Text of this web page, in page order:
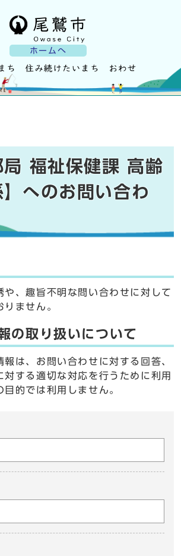
ホームへ
局 福祉保健課 高齢
へのお問い合わ
や、趣旨不明な問い合わせに対して
ません。
の取り扱いについて
報は、お問い合わせに対する回答、
対する適切な対応を行うために利用
目的では利用しません。